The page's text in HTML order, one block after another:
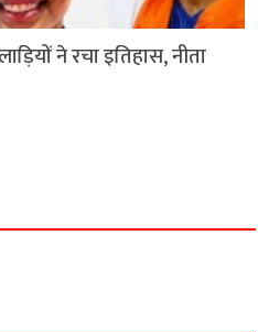
ने रचा इतिहास, नीता